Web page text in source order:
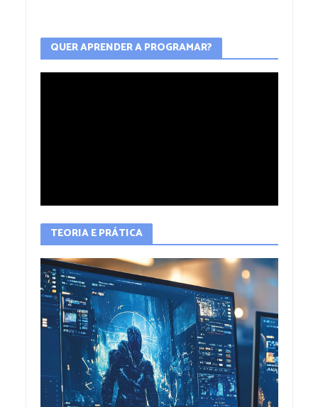
QUER APRENDER A PROGRAMAR?
TEORIA E PRÁTICA